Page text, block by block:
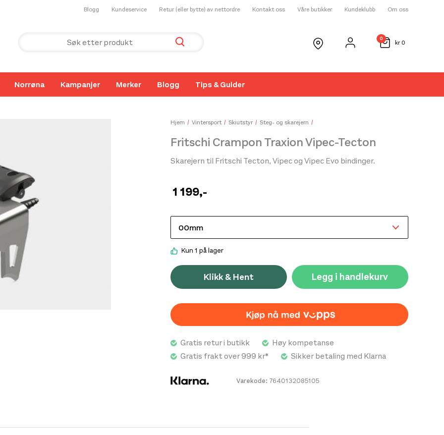
Blogg Kundeservice Retur (eller bytte) av nettordre Kontakt oss Våre butikker Kundeklubb Om oss
kr0
0
Norrøna Kampanjer Merker Blogg Tips & Guider
Hjem Vintersport Skiutstyr Steg- og skarejern
Fritschi Crampon Traxion Vipec-Tecton
1 199,-
Skarejern til Fritschi Tecton, Vipec og Vipec Evo bindinger.
Kun 1 på lager
Klikk & Hent Legg i handlekurv
Varekode: 7640132085105
Gratis retur i butikk
Høy kompetanse
Gratis frakt over 999 kr*
Sikker betaling med Klarna